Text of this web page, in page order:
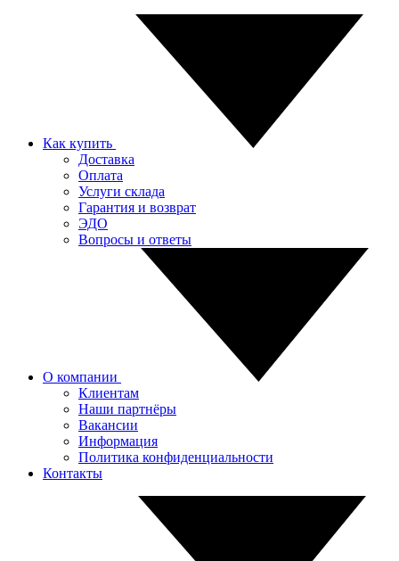
Как купить
Доставка
Оплата
Услуги склада
Гарантия и возврат
ЭДО
Вопросы и ответы
О компании
Клиентам
Наши партнёры
Вакансии
Информация
Политика конфиденциальности
Контакты